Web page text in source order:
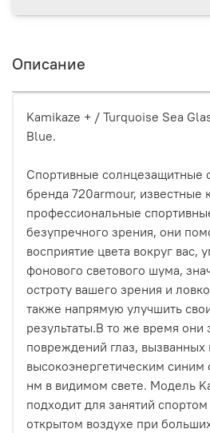
Описание
Kamikaze + / Turquoise Sea
Blue.
Спортивные солнцезащитные
бренда 720armour, известные
профессиональные
безупречного зрения, они
восприятие цвета вокруг вас,
фонового светового шума,
остроту вашего зрения и
также напрямую улучшить
результаты.В то же время
повреждений глаз,
высокоэнергетическим синим
нм в видимом свете. Модель
подходит для занятий
открытом воздухе при